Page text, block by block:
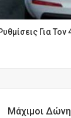
Για
Μάχιμοι